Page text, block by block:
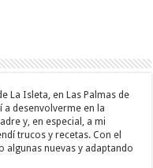
La Isleta, en Las Palmas de
a desenvolverme en la
y, en especial, a mi
trucos y recetas. Con el
algunas nuevas y adaptando